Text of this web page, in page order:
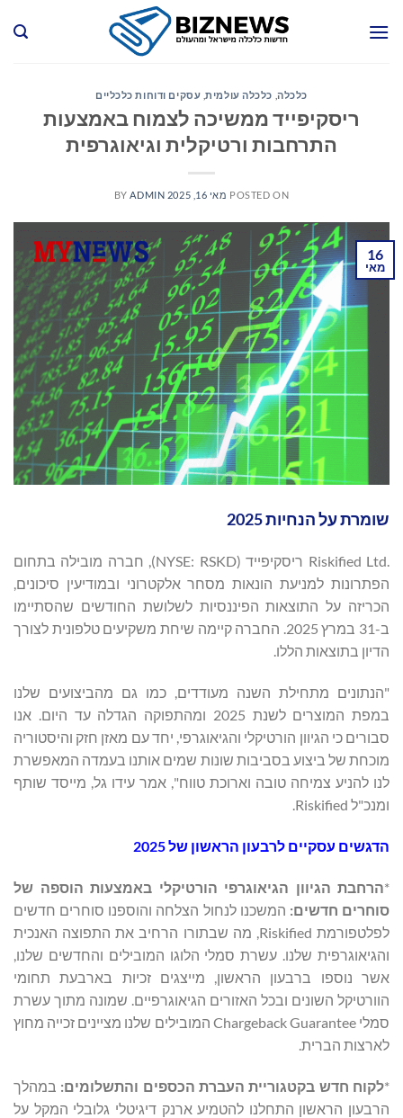
כלכלה, כלכלה עולמית, עסקים ודוחות כלכליים
ריסקיפייד ממשיכה לצמוח באמצעות
התרחבות ורטיקלית וגיאוגרפית
POSTED ON מאי 16, 2025 BY ADMIN
16
מאי
שומרת על הנחיות 2025
.Riskified Ltd ריסקיפייד (NYSE: RSKD), חברה מובילה בתחום
הפתרונות למניעת הונאות מסחר אלקטרוני ובמודיעין סיכונים,
הכריזה על התוצאות הפיננסיות לשלושת החודשים שהסתיימו
ב-31 במרץ 2025. החברה קיימה שיחת משקיעים טלפונית לצורך
הדיון בתוצאות הללו.
"הנתונים מתחילת השנה מעודדים, כמו גם מהביצועים שלנו
במפת המוצרים לשנת 2025 ומהתפוקה הגדלה עד היום. אנו
סבורים כי הגיוון הורטיקלי והגיאוגרפי, יחד עם מאזן חזק והיסטוריה
מוכחת של ביצוע בסביבות שונות שמים אותנו בעמדה המאפשרת
לנו להניע צמיחה טובה וארוכת טווח", אמר עידו גל, מייסד שותף
ומנכ"ל Riskified.
הדגשים עסקיים לרבעון הראשון של 2025
*הרחבת הגיוון הגיאוגרפי הורטיקלי באמצעות הוספה של
סוחרים חדשים: המשכנו לנחול הצלחה והוספנו סוחרים חדשים
לפלטפורמת Riskified, מה שבתורו הרחיב את התפוצה האנכית
והגיאוגרפית שלנו. עשרת סמלי הלוגו המובילים והחדשים שלנו,
אשר נוספו ברבעון הראשון, מייצגים זכיות בארבעת תחומי
הוורטיקל השונים ובכל האזורים הגיאוגרפיים. שמונה מתוך עשרת
סמלי Chargeback Guarantee המובילים שלנו מציינים זכייה מחוץ
לארצות הברית.
*לקוח חדש בקטגוריית העברת הכספים והתשלומים: במהלך
הרבעון הראשון התחלנו להטמיע ארנק דיגיטלי גלובלי המקל על